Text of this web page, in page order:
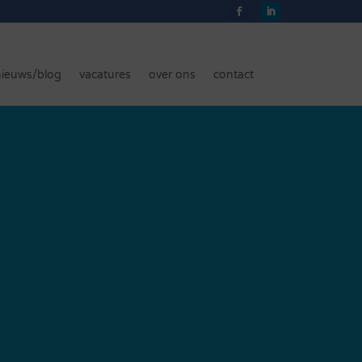
blog vacatures over ons contact